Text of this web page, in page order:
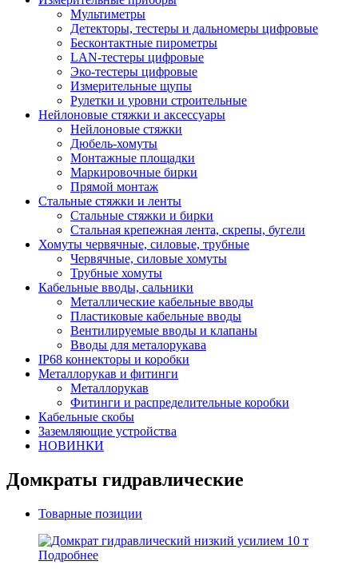
Мультиметры
Детекторы, тестеры и дальномеры цифровые
Бесконтактные пирометры
LAN-тестеры цифровые
Эко-тестеры цифровые
Измерительные щупы
Рулетки и уровни строительные
Нейлоновые стяжки и аксессуары
Нейлоновые стяжки
Дюбель-хомуты
Монтажные площадки
Маркировочные бирки
Прямой монтаж
Стальные стяжки и ленты
Стальные стяжки и бирки
Стальная крепежная лента, скрепы, бугели
Хомуты червячные, силовые, трубные
Червячные, силовые хомуты
Трубные хомуты
Кабельные вводы, сальники
Металлические кабельные вводы
Пластиковые кабельные вводы
Вентилируемые вводы и клапаны
Вводы для металорукава
IP68 коннекторы и коробки
Металлорукав и фитинги
Металлорукав
Фитинги и распределительные коробки
Кабельные скобы
Заземляющие устройства
НОВИНКИ
Домкраты гидравлические
Товарные позиции
Подробнее